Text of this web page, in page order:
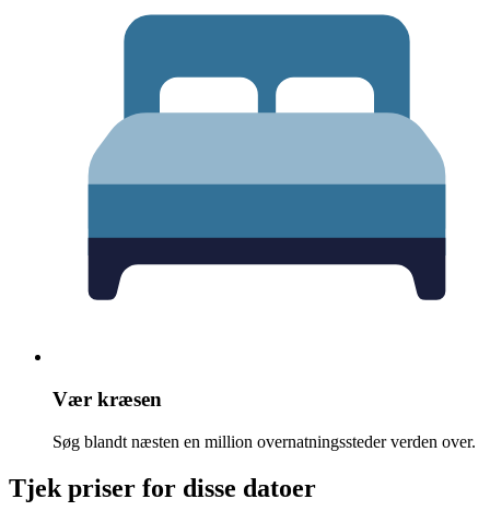
Vær kræsen
Søg blandt næsten en million overnatningssteder verden over.
Tjek priser for disse datoer